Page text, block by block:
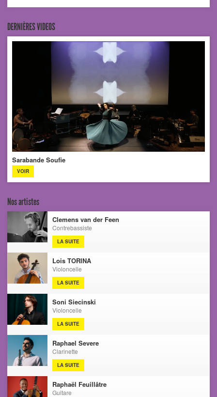
DERNIÈRES VIDEOS
Sarabande Soufie
VOIR
Nos artistes
Clemens van der Feen
Contrebassiste
LA SUITE
Lois TORINA
Violoncelle
LA SUITE
Soni Siecinski
Violoncelle
LA SUITE
Raphael Severe
Clarinette
LA SUITE
Raphaël Feuillâtre
Guitare